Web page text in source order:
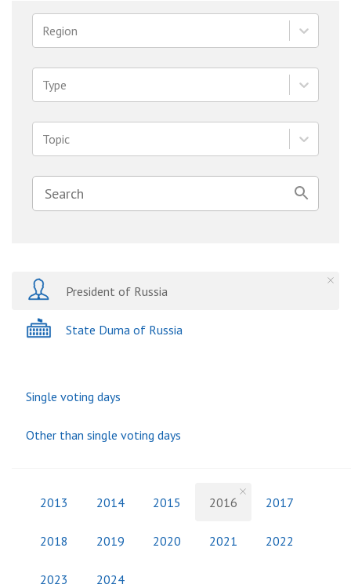
Region
Type
Topic
President of Russia
State Duma of Russia
Single voting days
Other than single voting days
2013 2014 2015 2016 2017
2018 2019 2020 2021 2022
2023 2024